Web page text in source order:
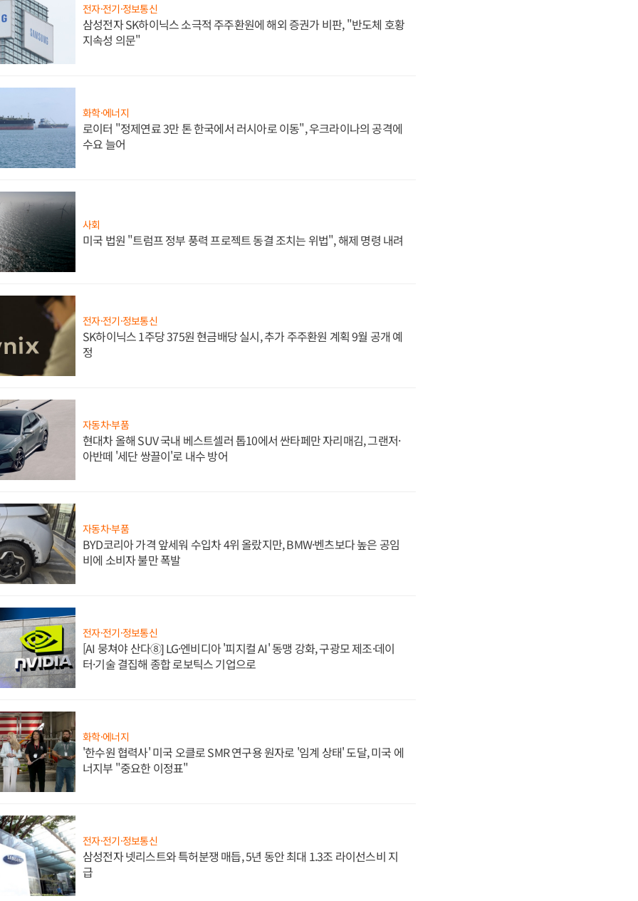
전자·전기·정보통신
삼성전자 SK하이닉스 소극적 주주환원에 해외 증권가 비판, "반도체 호황
지속성 의문"
화학·에너지
로이터 "정제연료 3만 톤 한국에서 러시아로 이동", 우크라이나의 공격에
수요 늘어
사회
미국 법원 "트럼프 정부 풍력 프로젝트 동결 조치는 위법", 해제 명령 내려
전자·전기·정보통신
SK하이닉스 1주당 375원 현금배당 실시, 추가 주주환원 계획 9월 공개 예
정
자동차·부품
현대차 올해 SUV 국내 베스트셀러 톱10에서 싼타페만 자리매김, 그랜저·
아반떼 '세단 쌍끌이'로 내수 방어
자동차·부품
BYD코리아 가격 앞세워 수입차 4위 올랐지만, BMW·벤츠보다 높은 공임
비에 소비자 불만 폭발
전자·전기·정보통신
[AI 뭉쳐야 산다⑧] LG·엔비디아 '피지컬 AI' 동맹 강화, 구광모 제조·데이
터·기술 결집해 종합 로보틱스 기업으로
화학·에너지
'한수원 협력사' 미국 오클로 SMR 연구용 원자로 '임계 상태' 도달, 미국 에
너지부 "중요한 이정표"
전자·전기·정보통신
삼성전자 넷리스트와 특허분쟁 매듭, 5년 동안 최대 1.3조 라이선스비 지
급